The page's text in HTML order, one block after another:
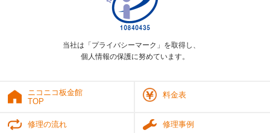
当社は「プライバシーマーク」を取得し、
個人情報の保護に努めています。
ニコニコ板金館
TOP
料金表
修理の流れ 修理事例